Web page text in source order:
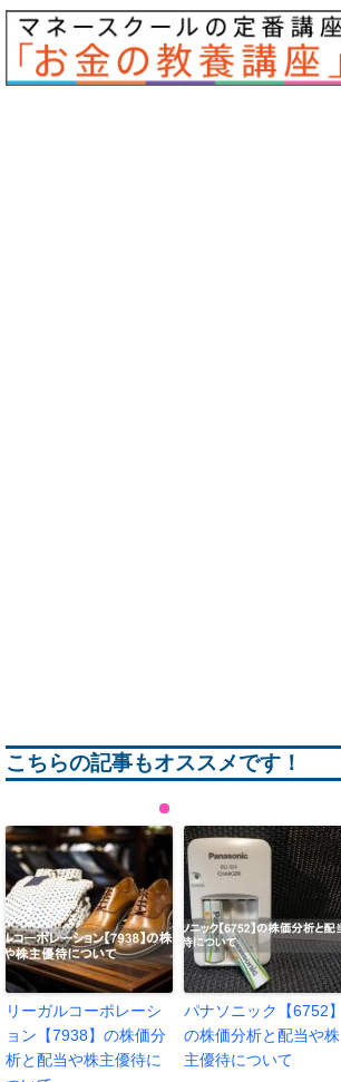
こちらの記事もオススメです！
リーガルコーポレーシ
ョン【7938】の株価分
析と配当や株主優待に
パナソニック【6752】
の株価分析と配当や株
主優待について